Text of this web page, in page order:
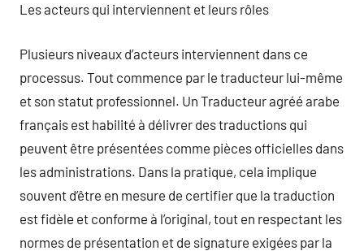
Les acteurs qui interviennent et leurs rôles
Plusieurs niveaux d’acteurs interviennent dans ce
processus. Tout commence par le traducteur lui-même
et son statut professionnel. Un Traducteur agréé arabe
français est habilité à délivrer des traductions qui
peuvent être présentées comme pièces officielles dans
les administrations. Dans la pratique, cela implique
souvent d’être en mesure de certifier que la traduction
est fidèle et conforme à l’original, tout en respectant les
normes de présentation et de signature exigées par la